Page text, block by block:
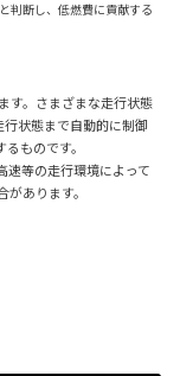
判断し、低燃費に貢献する
す。さまざまな走行状態
状態まで自動的に制御
ものです。
等の走行環境によって
あります。